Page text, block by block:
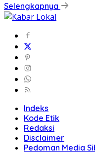
Selengkapnya
Indeks
Kode Etik
Redaksi
Disclaimer
Pedoman Media